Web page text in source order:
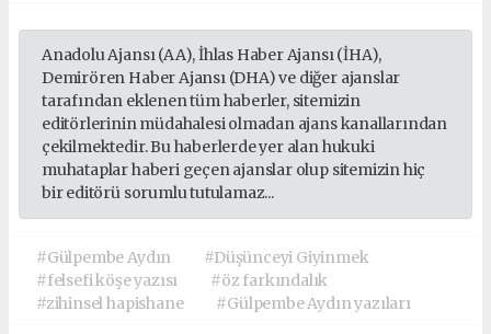
Anadolu Ajansı (AA), İhlas Haber Ajansı (İHA),
Demirören Haber Ajansı (DHA) ve diğer ajanslar
tarafından eklenen tüm haberler, sitemizin
editörlerinin müdahalesi olmadan ajans kanallarından
çekilmektedir. Bu haberlerde yer alan hukuki
muhataplar haberi geçen ajanslar olup sitemizin hiç
bir editörü sorumlu tutulamaz...
#Gülpembe Aydın
#Düşünceyi Giyinmek
#felsefi köşe yazısı
#öz farkındalık
#zihinsel hapishane
#Gülpembe Aydın yazıları